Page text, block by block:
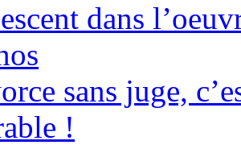
dans
sans juge,
!